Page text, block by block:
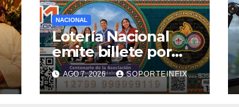
NACIONAL
Lotería Nacional
emite billete por
centenario de la
Asociación de
Scouts en México
AGO 7, 2026 SOPORTEINFIX